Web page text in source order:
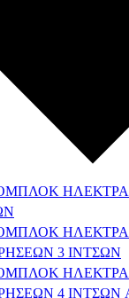
3 ΙΝΤΣΩΝ
4 ΙΝΤΣΩΝ